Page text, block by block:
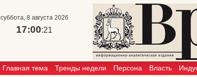
суббота, 8 августа 2026
17:00:21
Главная тема Тренды недели Персона Власть